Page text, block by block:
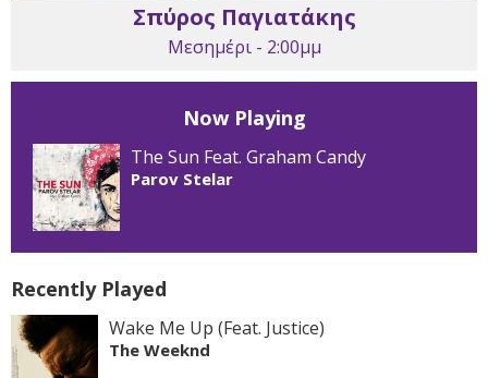
Σπύρος Παγιατάκης
Μεσημέρι - 2:00μμ
Now Playing
The Sun Feat. Graham Candy
Parov Stelar
Recently Played
Wake Me Up (Feat. Justice)
The Weeknd